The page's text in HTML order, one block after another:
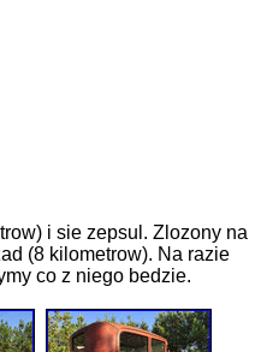
i sie zepsul. Zlozony na
(8 kilometrow). Na razie
co z niego bedzie.